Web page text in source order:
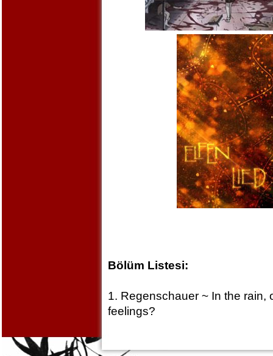
Bölüm Listesi:
1. Regenschauer ~ In the rain,
feelings?